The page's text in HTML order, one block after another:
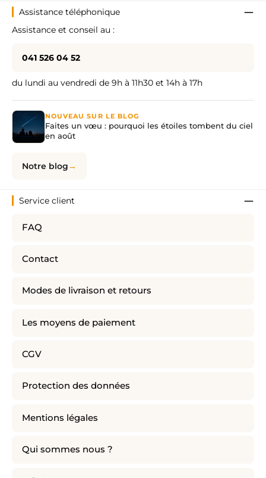
Assistance téléphonique
Assistance et conseil au :
041 526 04 52
du lundi au vendredi de 9h à 11h30 et 14h à 17h
NOUVEAU SUR LE BLOG
Faites un vœu : pourquoi les étoiles tombent du ciel
en août
Notre blog
Service client
FAQ
Contact
Modes de livraison et retours
Les moyens de paiement
CGV
Protection des données
Mentions légales
Qui sommes nous ?